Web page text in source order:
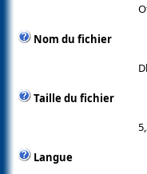
Nom du fichier
Taille du fichier
Langue